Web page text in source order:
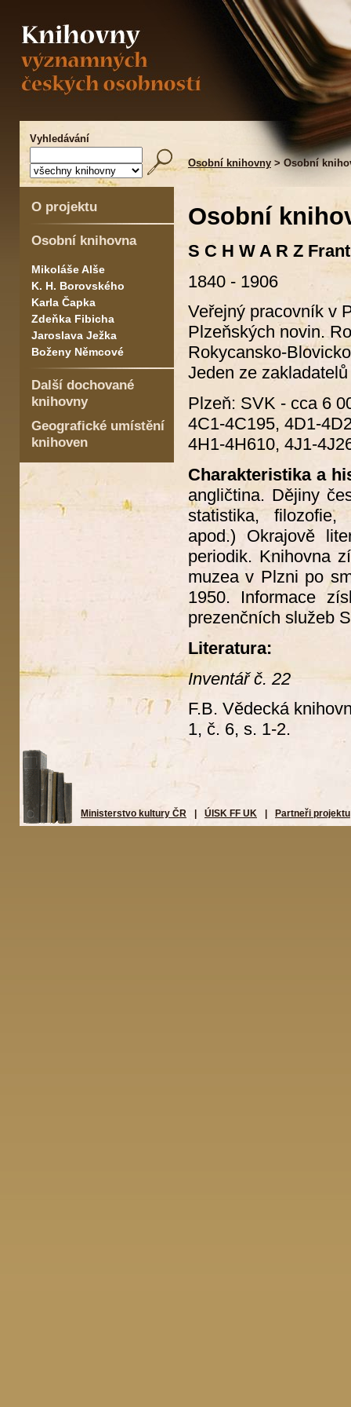
Vyhledávání
Osobní knihovny > Osobní
O projektu
Osobní knihovna
Mikoláše Alše
K. H. Borovského
Karla Čapka
Zdeňka Fibicha
Jaroslava Ježka
Boženy Němcové
Další dochované
knihovny
Geografické umístění
knihoven
Osobní
S C H W A R Z
1840 - 1906
Veřejný pracovník v
Plzeňských novin.
Rokycansko-
Jeden ze
Plzeň: SVK - cca 6
4C1-4C195, 4D1-
4H1-4H610, 4J1-
Charakteristika a
angličtina. Dějiny
statistika, filozofie,
apod.) Okrajově
periodik. Knihovna
muzea v Plzni po
1950. Informace
prezenčních služeb
Literatura:
Inventář č. 22
F.B. Vědecká
1, č. 6, s. 1-2.
Ministerstvo kultury ČR ÚISK FF UK Partneři projektu